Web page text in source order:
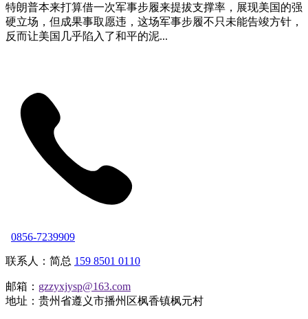
特朗普本来打算借一次军事步履来提拔支撑率，展现美国的强
硬立场，但成果事取愿违，这场军事步履不只未能告竣方针，
反而让美国几乎陷入了和平的泥...
0856-7239909
联系人：简总 159 8501 0110
邮箱： gzzyxjysp@163.com
地址：贵州省遵义市播州区枫香镇枫元村